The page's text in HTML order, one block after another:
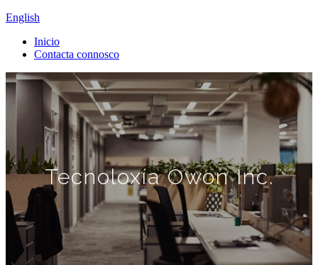
English
Inicio
Contacta connosco
Tecnoloxía Owon Inc.